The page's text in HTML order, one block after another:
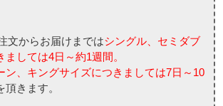
文からお届けまではシングル、セミダブ
しては4日～約1週間。
ン、キングサイズにつきましては7日～10
きます。